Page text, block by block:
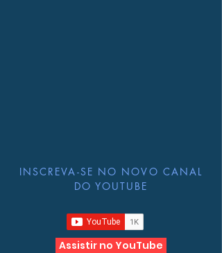
INSCREVA-SE NO NOVO CANAL
DO YOUTUBE
Assistir no YouTube